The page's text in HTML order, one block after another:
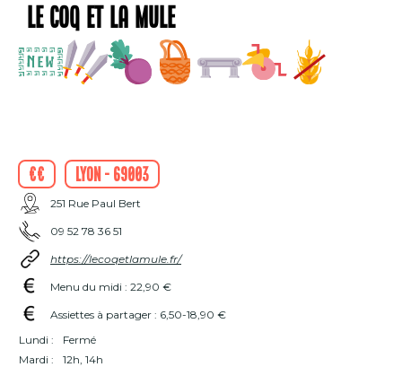
Le Coq et la Mule
€€ Lyon - 69003
251 Rue Paul Bert
09 52 78 36 51
https://lecoqetlamule.fr/
Menu du midi : 22,90 €
Assiettes à partager : 6,50-18,90 €
Lundi :
Fermé
Mardi :
12h, 14h